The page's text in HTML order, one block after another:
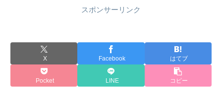
スポンサーリンク
X Facebook はてブ
Pocket LINE コピー